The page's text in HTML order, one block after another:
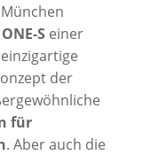
Seiner
der
für
. Aber auch die